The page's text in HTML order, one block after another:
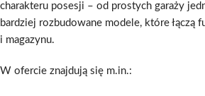
charakteru posesji – od prostych garaży
bardziej rozbudowane modele, które łączą
i magazynu.
W ofercie znajdują się m.in.: